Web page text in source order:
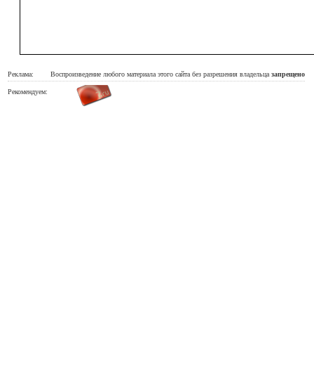
Реклама: Воспроизведение любого материала этого сайта без разрешения владельца запрещено
Рекомендуем: